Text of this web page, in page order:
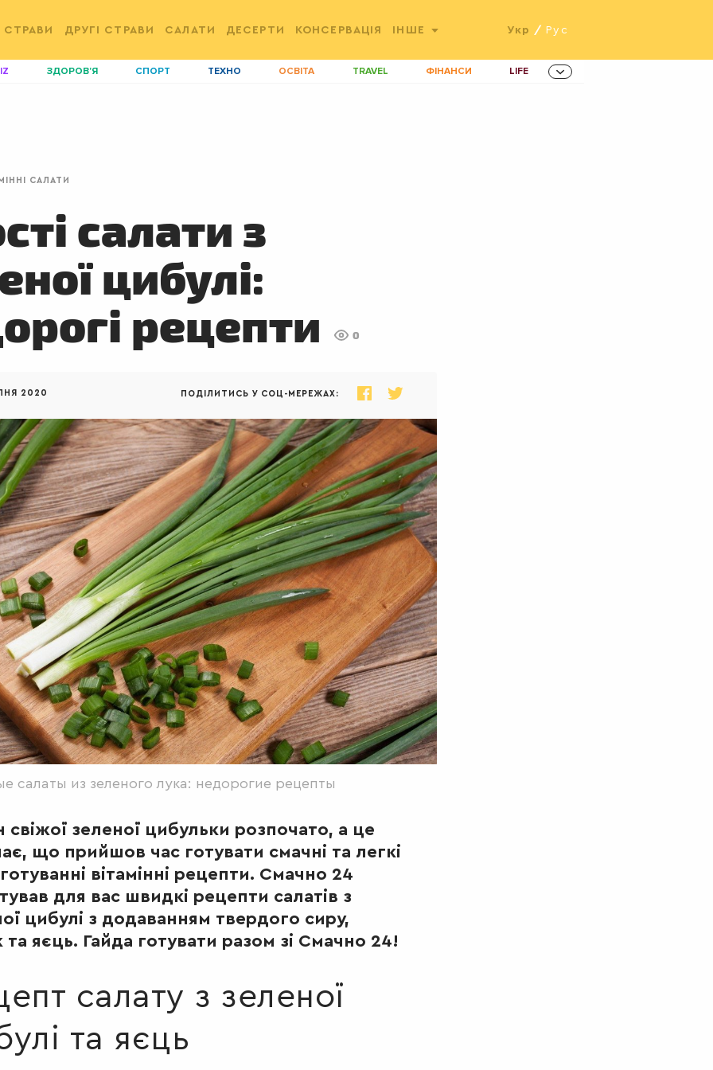
СТРАВИ ДРУГІ СТРАВИ САЛАТИ ДЕСЕРТИ КОНСЕРВАЦІЯ ІНШЕ Укр / Рус
ЗДОРОВ'Я СПОРТ ТЕХНО ОСВІТА TRAVEL ФІНАНСИ LIFE
САЛАТИ
салати з
цибулі:
рецепти
0
2020 ПОДІЛИТИСЬ У СОЦ-МЕРЕЖАХ:
салаты из зеленого лука: недорогие рецепты
свіжої зеленої цибульки розпочато, а це
що прийшов час готувати смачні та легкі
вітамінні рецепти. Смачно 24
для вас швидкі рецепти салатів з
цибулі з додаванням твердого сиру,
та яєць. Гайда готувати разом зі Смачно 24!
салату з зеленої
та яєць